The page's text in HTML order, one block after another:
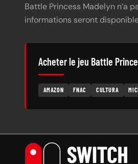
Battle Princess Madelyn n’a
informations seront
Acheter le jeu Battle
AMAZON FNAC CULTURA